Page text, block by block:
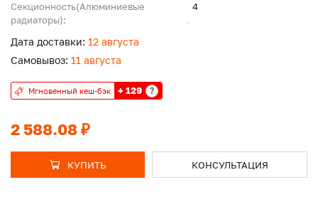
Секционность(Алюминиевые
радиаторы):
4
2 588.08 ₽
Дата доставки: 12 августа
Самовывоз: 11 августа
Мгновенный кеш-бэк + 129 ?
КУПИТЬ КОНСУЛЬТАЦИЯ